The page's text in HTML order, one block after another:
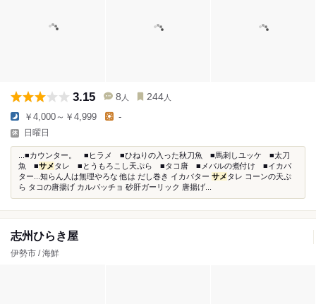
3.15 8 人 244 人
￥4,000～￥4,999 -
日曜日
...■カウンター。 ■ヒラメ ■ひねりの入った秋刀魚 ■馬刺しユッケ ■太刀
魚 ■サメタレ ■とうもろこし天ぷら ■タコ唐 ■メバルの煮付け ■イカバ
ター...知らん人は無理やろな 他は だし巻き イカバター サメタレ コーンの天ぷ
ら タコの唐揚げ カルパッチョ 砂肝ガーリック 唐揚げ...
志州ひらき屋
伊勢市 / 海鮮